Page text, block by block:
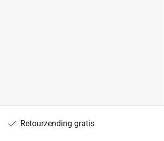
Retourzending gratis